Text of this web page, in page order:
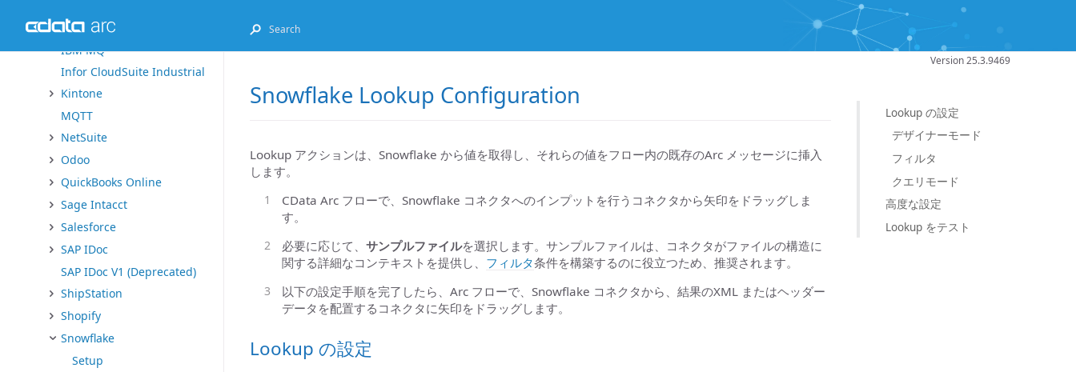
FHIR
IBM MQ
Infor CloudSuite Industrial
Kintone
MQTT
NetSuite
Odoo
QuickBooks Online
Sage Intacct
Salesforce
SAP IDoc
SAP IDoc V1 (Deprecated)
ShipStation
Shopify
Snowflake
Setup
Version 25.3.9469
Lookup の設定
デザイナーモード
フィルタ
クエリモード
高度な設定
Lookup をテスト
Snowflake Lookup Configuration
Lookup アクションは、Snowflake から値を取得し、それらの値をフロー内の既存のArc メッセージに挿入
します。
CData Arc フローで、Snowflake コネクタへのインプットを行うコネクタから矢印をドラッグしま
す。
必要に応じて、 サンプルファイルを選択します。サンプルファイルは、コネクタがファイルの構造に
関する詳細なコンテキストを提供し、 フィルタ条件を構築するのに役立つため、推奨されます。
以下の設定手順を完了したら、Arc フローで、Snowflake コネクタから、結果のXML またはヘッダー
データを配置するコネクタに矢印をドラッグします。
Lookup の設定